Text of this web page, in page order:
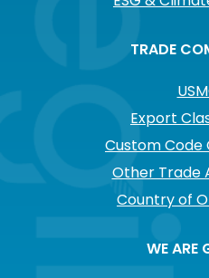
TRADE
Export
Custom Code
Other Trade
Country of
WE ARE